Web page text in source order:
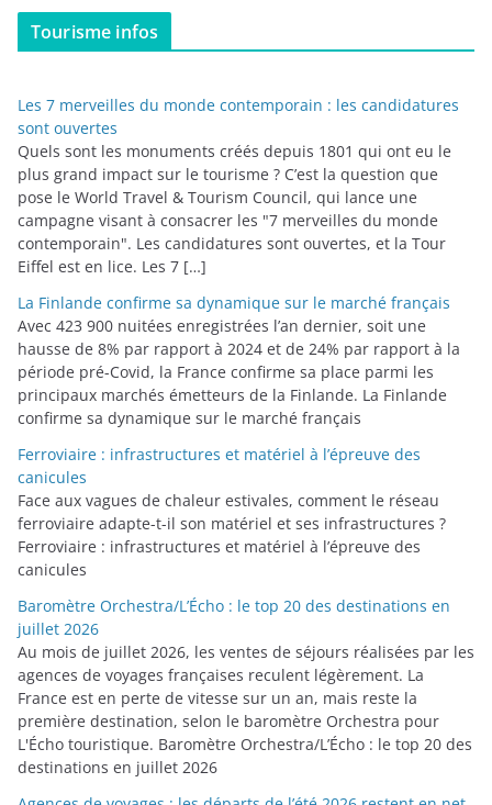
t
r
i
e
s
Tourisme infos
Les 7 merveilles du monde contemporain : les candidatures
sont ouvertes
Quels sont les monuments créés depuis 1801 qui ont eu le
plus grand impact sur le tourisme ? C’est la question que
pose le World Travel & Tourism Council, qui lance une
campagne visant à consacrer les "7 merveilles du monde
contemporain". Les candidatures sont ouvertes, et la Tour
Eiffel est en lice. Les 7 […]
La Finlande confirme sa dynamique sur le marché français
Avec 423 900 nuitées enregistrées l’an dernier, soit une
hausse de 8% par rapport à 2024 et de 24% par rapport à la
période pré-Covid, la France confirme sa place parmi les
principaux marchés émetteurs de la Finlande. La Finlande
confirme sa dynamique sur le marché français
Ferroviaire : infrastructures et matériel à l’épreuve des
canicules
Face aux vagues de chaleur estivales, comment le réseau
ferroviaire adapte-t-il son matériel et ses infrastructures ?
Ferroviaire : infrastructures et matériel à l’épreuve des
canicules
Baromètre Orchestra/L’Écho : le top 20 des destinations en
juillet 2026
Au mois de juillet 2026, les ventes de séjours réalisées par les
agences de voyages françaises reculent légèrement. La
France est en perte de vitesse sur un an, mais reste la
première destination, selon le baromètre Orchestra pour
L'Écho touristique. Baromètre Orchestra/L’Écho : le top 20 des
destinations en juillet 2026